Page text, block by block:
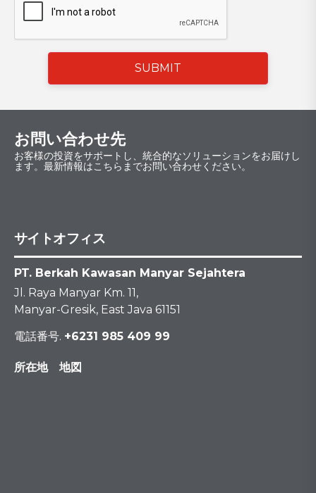
SUBMIT
お問い合わせ先
お客様の投資をサポートし、統合的なソリューションをお届けし
ます。最新情報はこちらまでお問い合わせください。
サイトオフィス
PT. Berkah Kawasan Manyar Sejahtera
Jl. Raya Manyar Km. 11,
Manyar-Gresik, East Java 61151
電話番号. +6231 985 409 99
所在地 地図